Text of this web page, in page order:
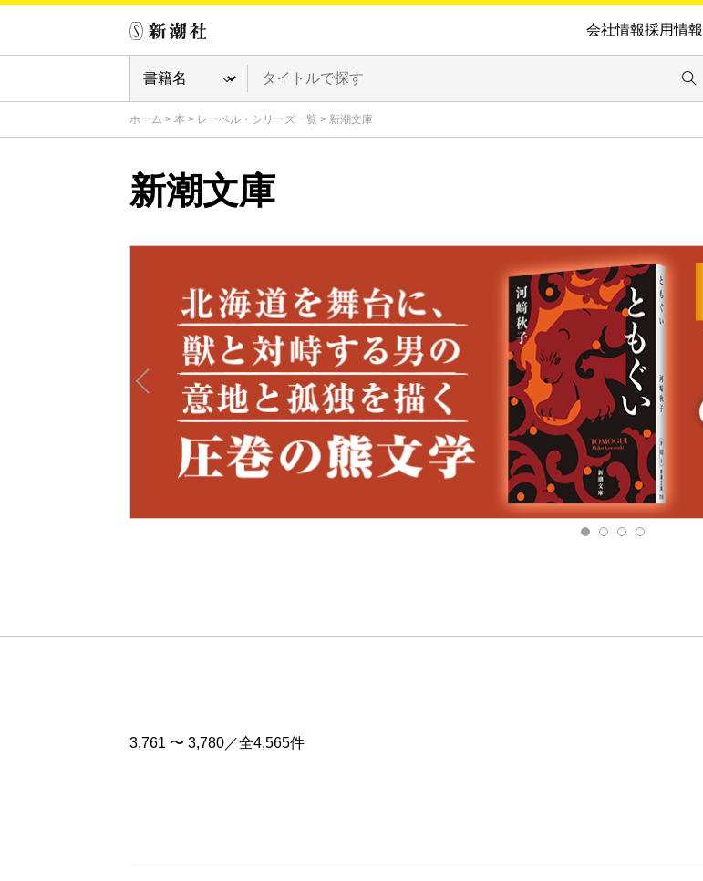
会社情報採用情報
ホーム > 本 > レーベル・シリーズ一覧 > 新潮文庫
新潮文庫
3,761 〜 3,780／全4,565件